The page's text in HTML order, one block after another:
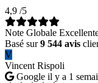
4,9 /5
Note Globale
Basé sur9 544 avis
V
Vincent Rispoli
Google il y a 1